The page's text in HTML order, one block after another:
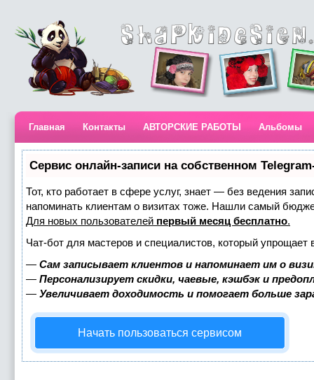
Главная Контакты АВТОРСКИЕ РАБОТЫ Альбомы
Сервис онлайн-записи на собственном
Тот, кто работает в сфере услуг, знает — без ведения
напоминать клиентам о визитах тоже. Нашли самый
Для новых пользователей первый месяц бесплатно.
Чат-бот для мастеров и специалистов, который упрощает
— Сам записывает клиентов и напоминает им о
— Персонализирует скидки, чаевые, кэшбэк и
— Увеличивает доходимость и помогает больше
Начать пользоваться сервисом